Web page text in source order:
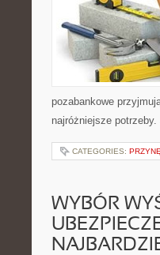
pozabankowe
najróżniejsze
CATEGORIES:
WYBÓR